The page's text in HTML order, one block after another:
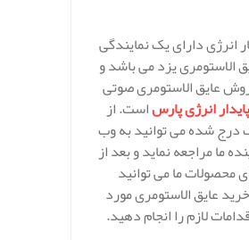
انرژی دارای یک نمایندگی
الاستومری یزد می باشد و
عایق الاستومری صوتی
انرژی پارساست. از
درج شده می توانید به وب
ما مراجعه نماید و بعد از
محصولات ما می توانید
عایق الاستومری مورد
لازم را انجام دهید.